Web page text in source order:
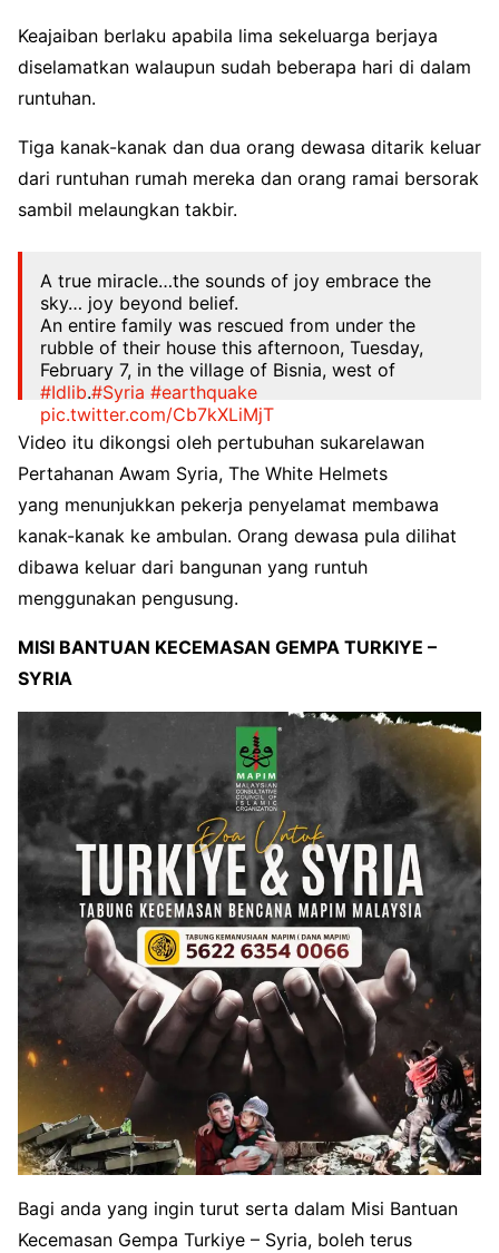
Keajaiban berlaku apabila lima sekeluarga berjaya
diselamatkan walaupun sudah beberapa hari di dalam
runtuhan.
Tiga kanak-kanak dan dua orang dewasa ditarik keluar
dari runtuhan rumah mereka dan orang ramai bersorak
sambil melaungkan takbir.
A true miracle…the sounds of joy embrace the
sky… joy beyond belief.
An entire family was rescued from under the
rubble of their house this afternoon, Tuesday,
February 7, in the village of Bisnia, west of
#Idlib.#Syria #earthquake
pic.twitter.com/Cb7kXLiMjT
— The White Helmets (@SyriaCivilDef)February
7, 2023
Video itu dikongsi oleh pertubuhan sukarelawan
Pertahanan Awam Syria, The White Helmets
yang menunjukkan pekerja penyelamat membawa
kanak-kanak ke ambulan. Orang dewasa pula dilihat
dibawa keluar dari bangunan yang runtuh
menggunakan pengusung.
MISI BANTUAN KECEMASAN GEMPA TURKIYE –
SYRIA
Bagi anda yang ingin turut serta dalam Misi Bantuan
Kecemasan Gempa Turkiye – Syria, boleh terus